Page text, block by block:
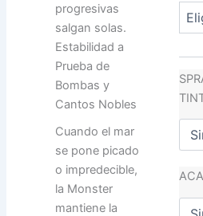
progresivas
salgan solas.
Estabilidad a
Prueba de
Bombas y
Cantos Nobles
Cuando el mar
se pone picado
o impredecible,
la Monster
mantiene la